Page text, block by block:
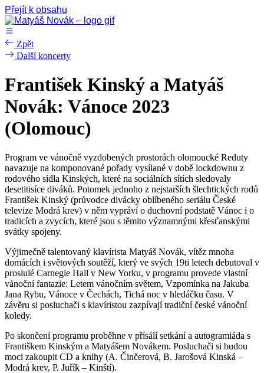
Přejít k obsahu
Zpět
Další koncerty
František Kinský a Matyáš
Novák: Vánoce 2023
(Olomouc)
Program ve vánočně vyzdobených prostorách olomoucké Reduty
navazuje na komponované pořady vysílané v době lockdownu z
rodového sídla Kinských, které na sociálních sítích sledovaly
desetitisíce diváků. Potomek jednoho z nejstarších šlechtických rodů
František Kinský (průvodce divácky oblíbeného seriálu České
televize Modrá krev) v něm vypráví o duchovní podstatě Vánoc i o
tradicích a zvycích, které jsou s těmito významnými křesťanskými
svátky spojeny.
Výjimečně talentovaný klavírista Matyáš Novák, vítěz mnoha
domácích i světových soutěží, který ve svých 19ti letech debutoval v
proslulé Carnegie Hall v New Yorku, v programu provede vlastní
vánoční fantazie: Letem vánočním světem, Vzpomínka na Jakuba
Jana Rybu, Vánoce v Čechách, Tichá noc v hledáčku času. V
závěru si posluchači s klavíristou zazpívají tradiční české vánoční
koledy.
Po skončení programu proběhne v přísálí setkání a autogramiáda s
Františkem Kinským a Matyášem Novákem. Posluchači si budou
moci zakoupit CD a knihy (A. Činčerová, B. Jarošová Kinská –
Modrá krev, P. Juřík – Kinští).